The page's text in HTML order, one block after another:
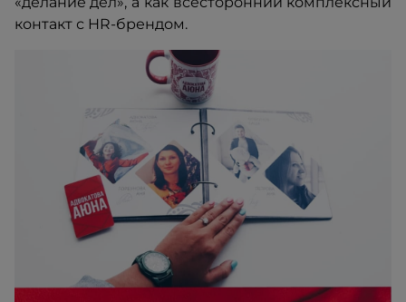
контакт с HR-брендом.